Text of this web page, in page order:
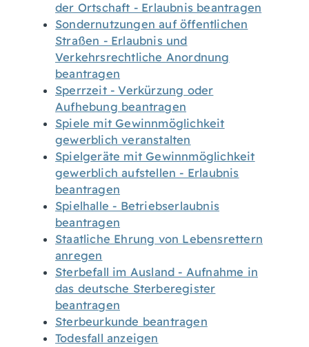
der Ortschaft - Erlaubnis beantragen
Sondernutzungen auf öffentlichen
Straßen - Erlaubnis und
Verkehrsrechtliche Anordnung
beantragen
Sperrzeit - Verkürzung oder
Aufhebung beantragen
Spiele mit Gewinnmöglichkeit
gewerblich veranstalten
Spielgeräte mit Gewinnmöglichkeit
gewerblich aufstellen - Erlaubnis
beantragen
Spielhalle - Betriebserlaubnis
beantragen
Staatliche Ehrung von Lebensrettern
anregen
Sterbefall im Ausland - Aufnahme in
das deutsche Sterberegister
beantragen
Sterbeurkunde beantragen
Todesfall anzeigen